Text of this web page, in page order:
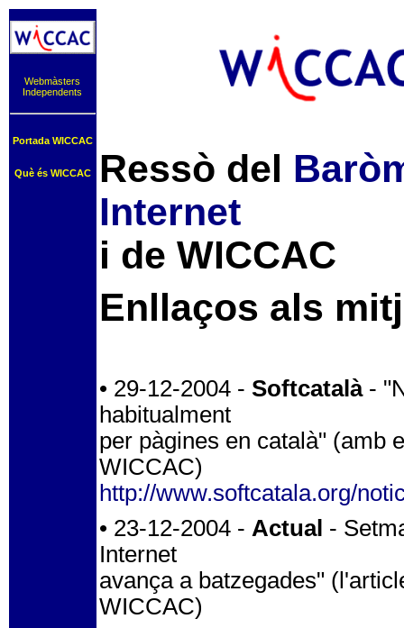
Webmàsters
Independents
Portada WICCAC
Què és WICCAC Ressò del
Internet
i de WICCAC
Enllaços als
• 29-12-2004 - Softcatalà-
habitualment
per pàgines en català" (amb
WICCAC)
http://www.softcatala.org/
• 23-12-2004 - Actual -
Internet
avança a batzegades"
WICCAC)